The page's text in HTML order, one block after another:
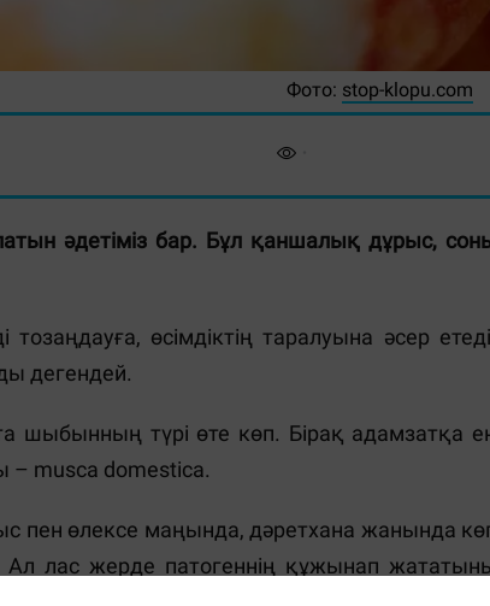
Фото: stop-klopu.com
әдетіміз бар. Бұл қаншалық дұрыс,
өсімдіктің таралуына әсер
дегендей.
шыбынның түрі өте көп. Бірақ адамзатқа
musca domestica.
пен өлексе маңында, дәретхана жанында
лас жерде патогеннің құжынап